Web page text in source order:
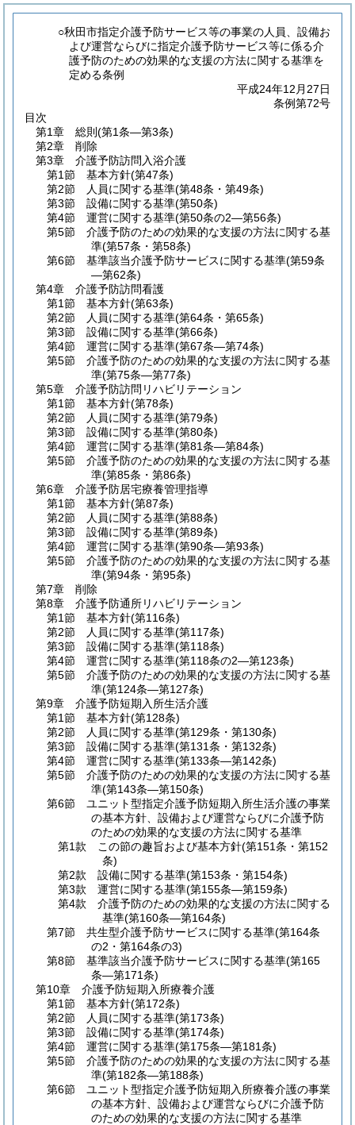
○秋田市指定介護予防サービス等の事業の人員、設備お
よび運営ならびに指定介護予防サービス等に係る介
護予防のための効果的な支援の方法に関する基準を
定める条例
平成24年12月27日
条例第72号
目次
第1章
総則 (第1条―第3条)
第2章
削除
第3章
介護予防訪問入浴介護
第1節
基本方針(第47条)
第2節
人員に関する基準(第48条・第49条)
第3節
設備に関する基準(第50条)
第4節
運営に関する基準(第50条の2―第56条)
第5節
介護予防のための効果的な支援の方法に関する基
準(第57条・第58条)
第6節
基準該当介護予防サービスに関する基準(第59条
―第62条)
第4章
介護予防訪問看護
第1節
基本方針(第63条)
第2節
人員に関する基準(第64条・第65条)
第3節
設備に関する基準(第66条)
第4節
運営に関する基準(第67条―第74条)
第5節
介護予防のための効果的な支援の方法に関する基
準(第75条―第77条)
第5章
介護予防訪問リハビリテーション
第1節
基本方針(第78条)
第2節
人員に関する基準(第79条)
第3節
設備に関する基準(第80条)
第4節
運営に関する基準(第81条―第84条)
第5節
介護予防のための効果的な支援の方法に関する基
準(第85条・第86条)
第6章
介護予防居宅療養管理指導
第1節
基本方針(第87条)
第2節
人員に関する基準(第88条)
第3節
設備に関する基準(第89条)
第4節
運営に関する基準(第90条―第93条)
第5節
介護予防のための効果的な支援の方法に関する基
準(第94条・第95条)
第7章
削除
第8章
介護予防通所リハビリテーション
第1節
基本方針(第116条)
第2節
人員に関する基準(第117条)
第3節
設備に関する基準(第118条)
第4節
運営に関する基準(第118条の2―第123条)
第5節
介護予防のための効果的な支援の方法に関する基
準(第124条―第127条)
第9章
介護予防短期入所生活介護
第1節
基本方針(第128条)
第2節
人員に関する基準(第129条・第130条)
第3節
設備に関する基準(第131条・第132条)
第4節
運営に関する基準(第133条―第142条)
第5節
介護予防のための効果的な支援の方法に関する基
準(第143条―第150条)
第6節
ユニット型指定介護予防短期入所生活介護の事業
の基本方針、設備および運営ならびに介護予防
のための効果的な支援の方法に関する基準
第1款
この節の趣旨および基本方針(第151条・第152
条)
第2款
設備に関する基準(第153条・第154条)
第3款
運営に関する基準(第155条―第159条)
第4款
介護予防のための効果的な支援の方法に関する
基準(第160条―第164条)
第7節
共生型介護予防サービスに関する基準(第164条
の2・第164条の3)
第8節
基準該当介護予防サービスに関する基準(第165
条―第171条)
第10章
介護予防短期入所療養介護
第1節
基本方針(第172条)
第2節
人員に関する基準(第173条)
第3節
設備に関する基準(第174条)
第4節
運営に関する基準(第175条―第181条)
第5節
介護予防のための効果的な支援の方法に関する基
準(第182条―第188条)
第6節
ユニット型指定介護予防短期入所療養介護の事業
の基本方針、設備および運営ならびに介護予防
のための効果的な支援の方法に関する基準